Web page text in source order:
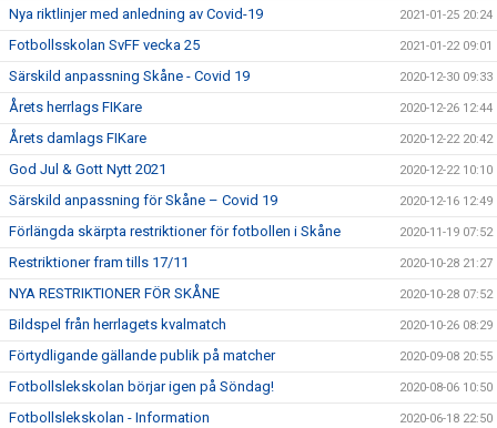
Nya riktlinjer med anledning av Covid-19 2021-01-25 20:24
Fotbollsskolan SvFF vecka 25 2021-01-22 09:01
Särskild anpassning Skåne - Covid 19 2020-12-30 09:33
Årets herrlags FIKare 2020-12-26 12:44
Årets damlags FIKare 2020-12-22 20:42
God Jul & Gott Nytt 2021 2020-12-22 10:10
Särskild anpassning för Skåne – Covid 19 2020-12-16 12:49
Förlängda skärpta restriktioner för fotbollen i Skåne 2020-11-19 07:52
Restriktioner fram tills 17/11 2020-10-28 21:27
NYA RESTRIKTIONER FÖR SKÅNE 2020-10-28 07:52
Bildspel från herrlagets kvalmatch 2020-10-26 08:29
Förtydligande gällande publik på matcher 2020-09-08 20:55
Fotbollslekskolan börjar igen på Söndag! 2020-08-06 10:50
Fotbollslekskolan - Information 2020-06-18 22:50